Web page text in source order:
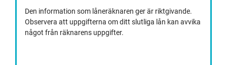
Den information som låneräknaren ger är riktgivande.
Observera att uppgifterna om ditt slutliga lån kan avvika
något från räknarens uppgifter.